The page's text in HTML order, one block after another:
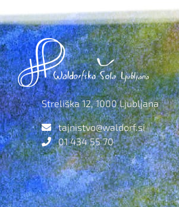
Streliška 12, 1000 Ljubljana
tajnistvo@waldorf.si
01 434 55 70